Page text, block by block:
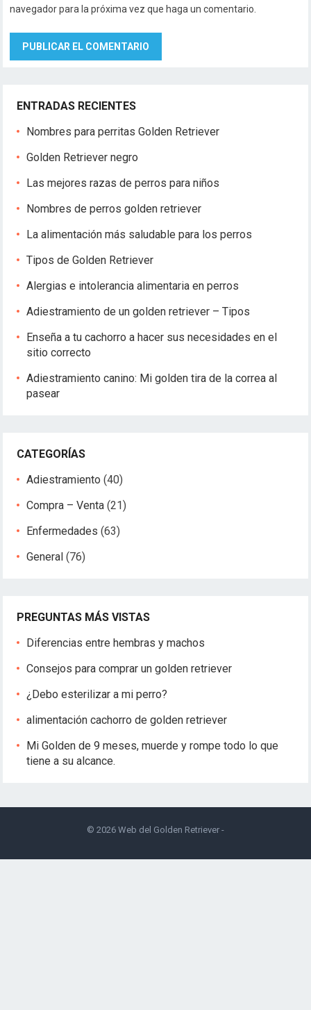
navegador para la próxima vez que haga un comentario.
ENTRADAS RECIENTES
Nombres para perritas Golden Retriever
Golden Retriever negro
Las mejores razas de perros para niños
Nombres de perros golden retriever
La alimentación más saludable para los perros
Tipos de Golden Retriever
Alergias e intolerancia alimentaria en perros
Adiestramiento de un golden retriever – Tipos
Enseña a tu cachorro a hacer sus necesidades en el
sitio correcto
Adiestramiento canino: Mi golden tira de la correa al
pasear
CATEGORÍAS
Adiestramiento (40)
Compra – Venta (21)
Enfermedades (63)
General (76)
PREGUNTAS MÁS VISTAS
Diferencias entre hembras y machos
Consejos para comprar un golden retriever
¿Debo esterilizar a mi perro?
alimentación cachorro de golden retriever
Mi Golden de 9 meses, muerde y rompe todo lo que
tiene a su alcance.
© 2026 Web del Golden Retriever -